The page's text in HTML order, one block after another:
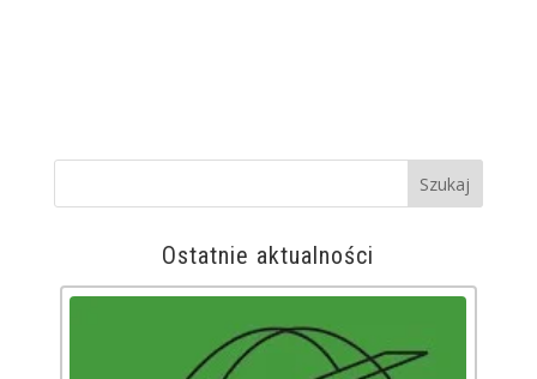
Ostatnie aktualności